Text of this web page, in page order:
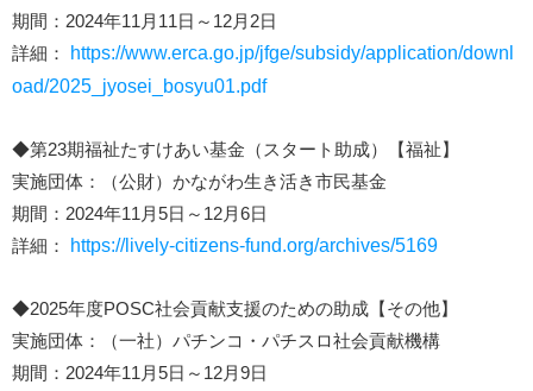
期間：2024年11月11日～12月2日
詳細：
https://www.erca.go.jp/jfge/subsidy/application/downl
oad/2025_jyosei_bosyu01.pdf
◆第23期福祉たすけあい基金（スタート助成）【福祉】
実施団体：（公財）かながわ生き活き市民基金
期間：2024年11月5日～12月6日
詳細：
https://lively-citizens-fund.org/archives/5169
◆2025年度POSC社会貢献支援のための助成【その他】
実施団体：（一社）パチンコ・パチスロ社会貢献機構
期間：2024年11月5日～12月9日